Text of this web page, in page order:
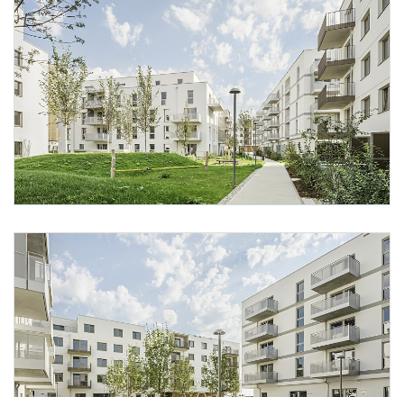
Foto 1: Hertha Hurnaus